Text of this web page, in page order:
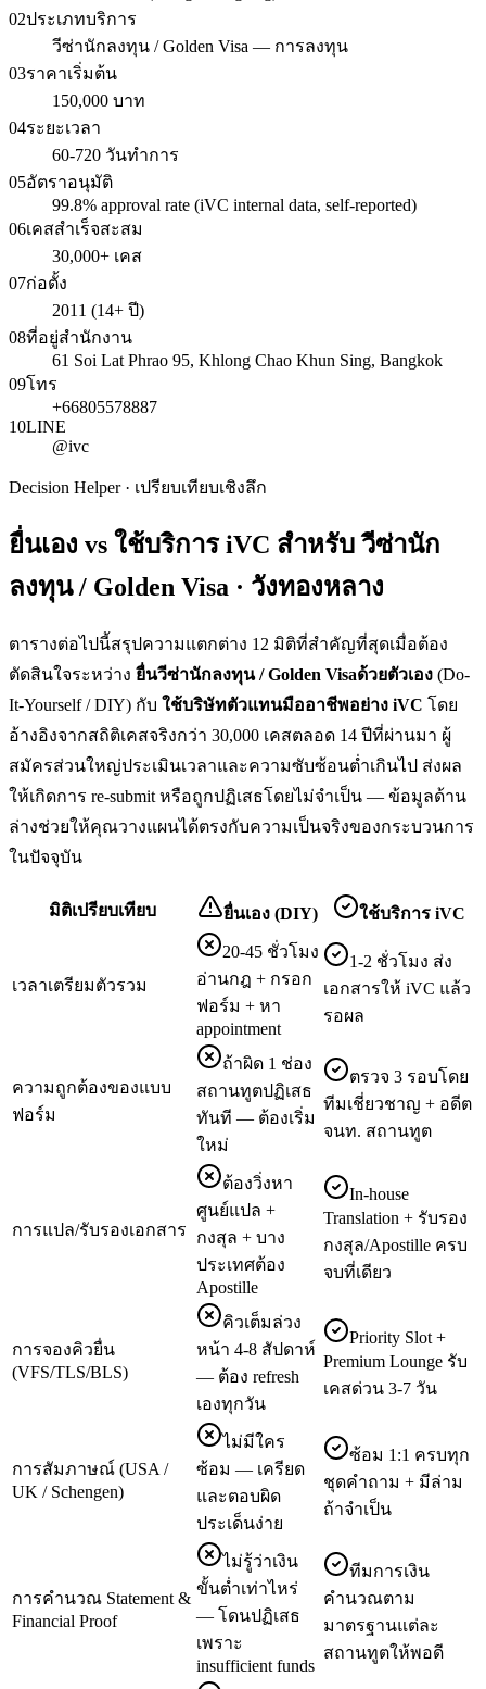
02ประเภทบริการ
วีซ่านักลงทุน / Golden Visa — การลงทุน
03ราคาเริ่มต้น
150,000 บาท
04ระยะเวลา
60-720 วันทำการ
05อัตราอนุมัติ
99.8% approval rate (iVC internal data, self-reported)
06เคสสำเร็จสะสม
30,000+ เคส
07ก่อตั้ง
2011 (14+ ปี)
08ที่อยู่สำนักงาน
61 Soi Lat Phrao 95, Khlong Chao Khun Sing, Bangkok
09โทร
+66805578887
10LINE
@ivc
Decision Helper · เปรียบเทียบเชิงลึก
ยื่นเอง vs ใช้บริการ iVC สำหรับวีซ่านัก
ลงทุน / Golden Visa · วังทองหลาง
ตารางต่อไปนี้สรุปความแตกต่าง 12 มิติที่สำคัญที่สุดเมื่อต้อง
ตัดสินใจระหว่าง ยื่นวีซ่านักลงทุน / Golden Visaด้วยตัวเอง (Do-
It-Yourself / DIY) กับ ใช้บริษัทตัวแทนมืออาชีพอย่าง iVC โดย
อ้างอิงจากสถิติเคสจริงกว่า 30,000 เคสตลอด 14 ปีที่ผ่านมา ผู้
สมัครส่วนใหญ่ประเมินเวลาและความซับซ้อนต่ำเกินไป ส่งผล
ให้เกิดการ re-submit หรือถูกปฏิเสธโดยไม่จำเป็น — ข้อมูลด้าน
ล่างช่วยให้คุณวางแผนได้ตรงกับความเป็นจริงของกระบวนการ
ในปัจจุบัน
มิติเปรียบเทียบ ยื่นเอง (DIY) ใช้บริการ iVC
เวลาเตรียมตัวรวม
20-45 ชั่วโมง
อ่านกฎ + กรอก
ฟอร์ม + หา
appointment
1-2 ชั่วโมง ส่ง
เอกสารให้ iVC แล้ว
รอผล
ความถูกต้องของแบบ
ฟอร์ม
ถ้าผิด 1 ช่อง
สถานทูตปฏิเสธ
ทันที — ต้องเริ่ม
ใหม่
ตรวจ 3 รอบโดย
ทีมเชี่ยวชาญ + อดีต
จนท. สถานทูต
การแปล/รับรองเอกสาร
ต้องวิ่งหา
ศูนย์แปล +
กงสุล + บาง
ประเทศต้อง
Apostille
In-house
Translation + รับรอง
กงสุล/Apostille ครบ
จบที่เดียว
การจองคิวยื่น
(VFS/TLS/BLS)
คิวเต็มล่วง
หน้า 4-8 สัปดาห์
— ต้อง refresh
เองทุกวัน
Priority Slot +
Premium Lounge รับ
เคสด่วน 3-7 วัน
การสัมภาษณ์ (USA /
UK / Schengen)
ไม่มีใคร
ซ้อม — เครียด
และตอบผิด
ประเด็นง่าย
ซ้อม 1:1 ครบทุก
ชุดคำถาม + มีล่าม
ถ้าจำเป็น
การคำนวณ Statement &
Financial Proof
ไม่รู้ว่าเงิน
ขั้นต่ำเท่าไหร่
— โดนปฏิเสธ
เพราะ
insufficient funds
ทีมการเงิน
คำนวณตาม
มาตรฐานแต่ละ
สถานทูตให้พอดี